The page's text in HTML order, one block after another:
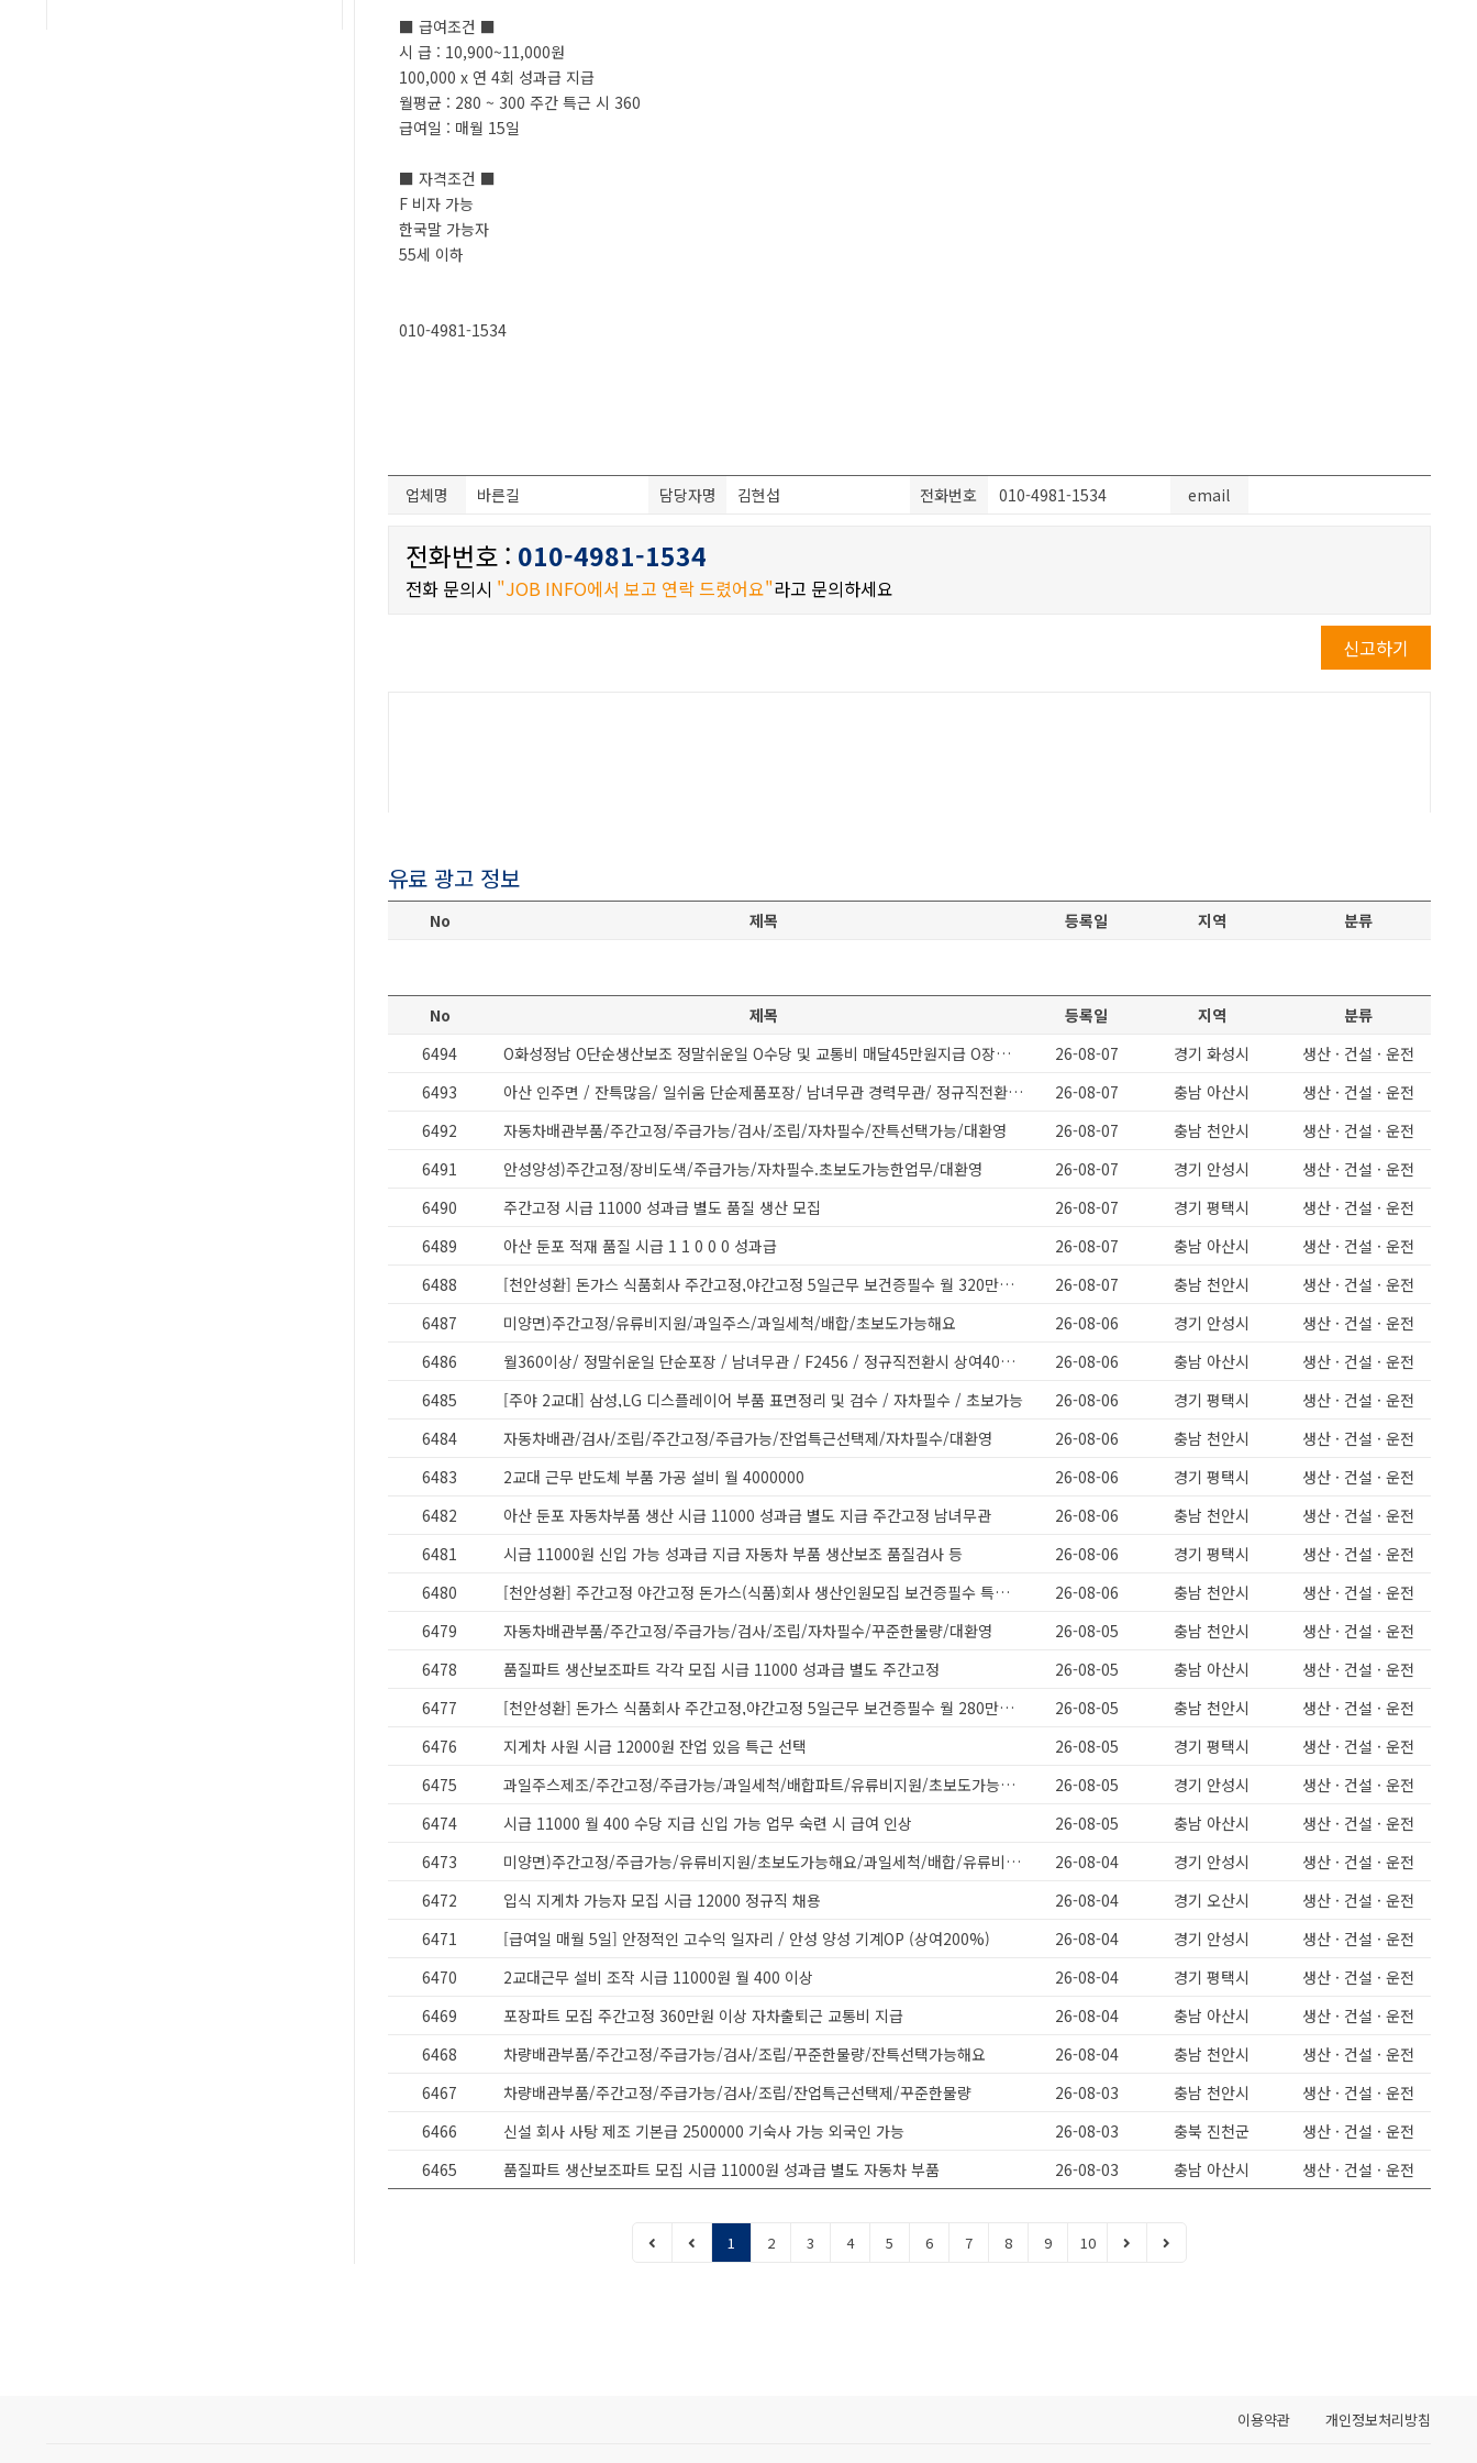
■ 급여조건 ■
시 급 : 10,900~11,000원
100,000 x 연 4회 성과급 지급
월평균 : 280 ~ 300 주간 특근 시 360
급여일 : 매월 15일
■ 자격조건 ■
F 비자 가능
한국말 가능자
55세 이하
010-4981-1534
업체명 바른길 담당자명 김현섭 전화번호 010-4981-1534 email
전화번호 : 010-4981-1534
전화 문의시 "JOB INFO에서 보고 연락 드렸어요"라고 문의하세요
신고하기
유료 광고 정보
No 제목 등록일 지역 분류
No 제목 등록일 지역
분류
6494
O화성정남 O단순생산보조 정말쉬운일 O수당 및 교통비 매달45만원지급 O장기근무자 모집 26-08-07 경기 화성시
생산 · 건설 · 운전
6493
아산 인주면 / 잔특많음/ 일쉬움 단순제품포장/ 남녀무관 경력무관/ 정규직전환가능 26-08-07 충남 아산시
생산 · 건설 · 운전
6492
자동차배관부품/주간고정/주급가능/검사/조립/자차필수/잔특선택가능/대환영 26-08-07 충남 천안시
생산 · 건설 · 운전
6491
안성양성)주간고정/장비도색/주급가능/자차필수.초보도가능한업무/대환영 26-08-07 경기 안성시
생산 · 건설 · 운전
6490
주간고정 시급 11000 성과급 별도 품질 생산 모집 26-08-07 경기 평택시
생산 · 건설 · 운전
6489
아산 둔포 적재 품질 시급 1 1 0 0 0 성과급 26-08-07 충남 아산시
생산 · 건설 · 운전
6488
[천안성환] 돈가스 식품회사 주간고정,야간고정 5일근무 보건증필수 월 320만원이상 26-08-07 충남 천안시
생산 · 건설 · 운전
6487
미양면)주간고정/유류비지원/과일주스/과일세척/배합/초보도가능해요 26-08-06 경기 안성시
생산 · 건설 · 운전
6486
월360이상/ 정말쉬운일 단순포장 / 남녀무관 / F2456 / 정규직전환시 상여400프로 26-08-06 충남 아산시
생산 · 건설 · 운전
6485
[주야 2교대] 삼성,LG 디스플레이어 부품 표면정리 및 검수 / 자차필수 / 초보가능 26-08-06 경기 평택시
생산 · 건설 · 운전
6484
자동차배관/검사/조립/주간고정/주급가능/잔업특근선택제/자차필수/대환영 26-08-06 충남 천안시
생산 · 건설 · 운전
6483
2교대 근무 반도체 부품 가공 설비 월 4000000 26-08-06 경기 평택시
생산 · 건설 · 운전
6482
아산 둔포 자동차부품 생산 시급 11000 성과급 별도 지급 주간고정 남녀무관 26-08-06 충남 천안시
생산 · 건설 · 운전
6481
시급 11000원 신입 가능 성과급 지급 자동차 부품 생산보조 품질검사 등 26-08-06 경기 평택시
생산 · 건설 · 운전
6480
[천안성환] 주간고정 야간고정 돈가스(식품)회사 생산인원모집 보건증필수 특근없음 급구 330만원 26-08-06 충남 천안시
생산 · 건설 · 운전
6479
자동차배관부품/주간고정/주급가능/검사/조립/자차필수/꾸준한물량/대환영 26-08-05 충남 천안시
생산 · 건설 · 운전
6478
품질파트 생산보조파트 각각 모집 시급 11000 성과급 별도 주간고정 26-08-05 충남 아산시
생산 · 건설 · 운전
6477
[천안성환] 돈가스 식품회사 주간고정,야간고정 5일근무 보건증필수 월 280만원이상 26-08-05 충남 천안시
생산 · 건설 · 운전
6476
지게차 사원 시급 12000원 잔업 있음 특근 선택 26-08-05 경기 평택시
생산 · 건설 · 운전
6475
과일주스제조/주간고정/주급가능/과일세척/배합파트/유류비지원/초보도가능해요 26-08-05 경기 안성시
생산 · 건설 · 운전
6474
시급 11000 월 400 수당 지급 신입 가능 업무 숙련 시 급여 인상 26-08-05 충남 아산시
생산 · 건설 · 운전
6473
미양면)주간고정/주급가능/유류비지원/초보도가능해요/과일세척/배합/유류비지원 26-08-04 경기 안성시
생산 · 건설 · 운전
6472
입식 지게차 가능자 모집 시급 12000 정규직 채용 26-08-04 경기 오산시
생산 · 건설 · 운전
6471
[급여일 매월 5일] 안정적인 고수익 일자리 / 안성 양성 기계OP (상여200%) 26-08-04 경기 안성시
생산 · 건설 · 운전
6470
2교대근무 설비 조작 시급 11000원 월 400 이상 26-08-04 경기 평택시
생산 · 건설 · 운전
6469
포장파트 모집 주간고정 360만원 이상 자차출퇴근 교통비 지급 26-08-04 충남 아산시
생산 · 건설 · 운전
6468
차량배관부품/주간고정/주급가능/검사/조립/꾸준한물량/잔특선택가능해요 26-08-04 충남 천안시
생산 · 건설 · 운전
6467
차량배관부품/주간고정/주급가능/검사/조립/잔업특근선택제/꾸준한물량 26-08-03 충남 천안시
생산 · 건설 · 운전
6466
신설 회사 사탕 제조 기본급 2500000 기숙사 가능 외국인 가능 26-08-03 충북 진천군
생산 · 건설 · 운전
6465
품질파트 생산보조파트 모집 시급 11000원 성과급 별도 자동차 부품 26-08-03 충남 아산시 생산 · 건설 · 운전
1 2 3 4 5 6 7 8 9 10
이용약관 개인정보처리방침